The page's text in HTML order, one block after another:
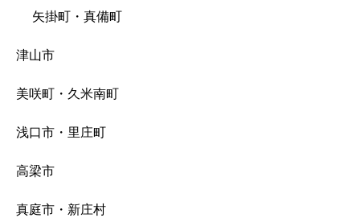
矢掛町・真備町
津山市
美咲町・久米南町
浅口市・里庄町
高梁市
真庭市・新庄村